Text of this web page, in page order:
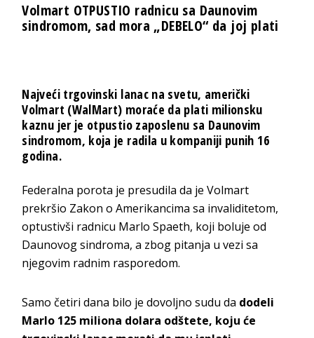
Volmart OTPUSTIO radnicu sa Daunovim
sindromom, sad mora „DEBELO“ da joj plati
Najveći trgovinski lanac na svetu, američki
Volmart (WalMart) moraće da plati milionsku
kaznu jer je otpustio zaposlenu sa Daunovim
sindromom, koja je radila u kompaniji punih 16
godina.
Federalna porota je presudila da je Volmart
prekršio Zakon o Amerikancima sa invaliditetom,
optustivši radnicu Marlo Spaeth, koji boluje od
Daunovog sindroma, a zbog pitanja u vezi sa
njegovim radnim rasporedom.
Samo četiri dana bilo je dovoljno sudu da dodeli
Marlo 125 miliona dolara odštete, koju će